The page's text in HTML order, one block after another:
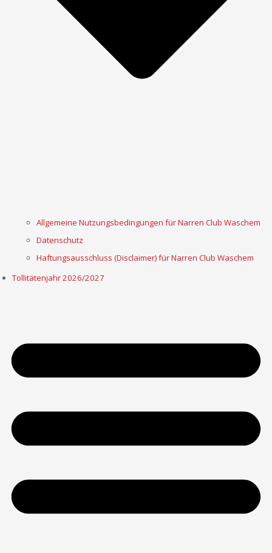
Allgemeine Nutzungsbedingungen für Narren Club Waschem
Datenschutz
Haftungsausschluss (Disclaimer) für Narren Club Waschem
Tollitätenjahr 2026/2027